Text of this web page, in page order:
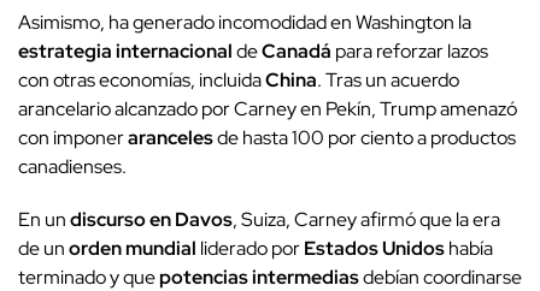
Asimismo, ha generado incomodidad en Washington la
estrategia internacionaldeCanadá para reforzar lazos
con otras economías, incluidaChina. Tras un acuerdo
arancelario alcanzado por Carney en Pekín, Trump amenazó
con imponerarancelesde hasta 100 por ciento a productos
canadienses.
En undiscurso en Davos, Suiza, Carney afirmó que la era
de unorden mundial liderado porEstados Unidoshabía
terminado y quepotencias intermediasdebían coordinarse